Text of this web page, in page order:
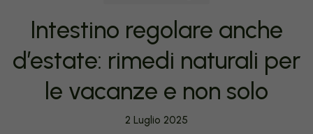
Intestino regolare anche
d’estate: rimedi naturali per
le vacanze e non solo
2 Luglio 2025